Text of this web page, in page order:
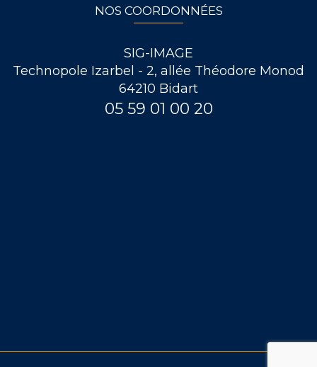
NOS COORDONNÉES
SIG-IMAGE
Technopole Izarbel - 2, allée Théodore Monod
64210 Bidart
05 59 01 00 20